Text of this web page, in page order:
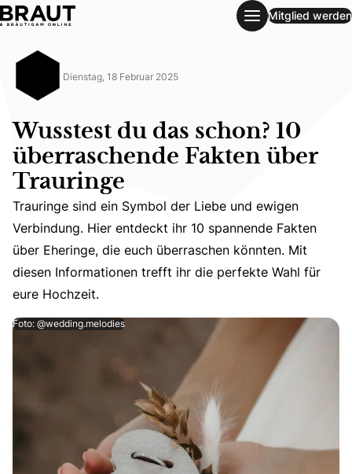
Wusstest du das schon? 10 überraschende Fakten über
Mitglied werden
Dienstag, 18 Februar 2025
Wusstest du das schon? 10
überraschende Fakten über
Trauringe
Trauringe sind ein Symbol der Liebe und ewigen
Trauringe sind ein Symbol der Liebe und ewigen
Verbindung. Hier entdeckt ihr 10 spannende Fakten
über Eheringe, die euch überraschen könnten. Mit
diesen Informationen trefft ihr die perfekte Wahl für
eure Hochzeit.
Foto: @wedding.melodies